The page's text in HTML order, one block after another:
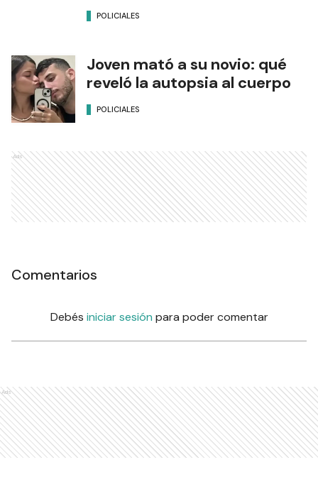
POLICIALES
Joven mató a su novio: qué
reveló la autopsia al cuerpo
POLICIALES
Ads
Comentarios
Debés iniciar sesión para poder comentar
Ads